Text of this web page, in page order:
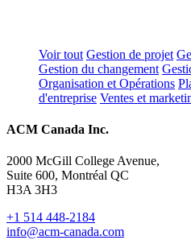
Voir tout Gestion de projet
Gestion du changement
Organisation et Opérations
d'entreprise Ventes et
ACM Canada Inc.
2000 McGill College Avenue,
Suite 600, Montréal QC
H3A 3H3
+1 514 448-2184
info@acm-canada.com